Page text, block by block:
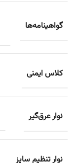
گواهینامه‌ها
کلاس ایمنی
نوار عرق‌گیر
نوار تنظیم سایز